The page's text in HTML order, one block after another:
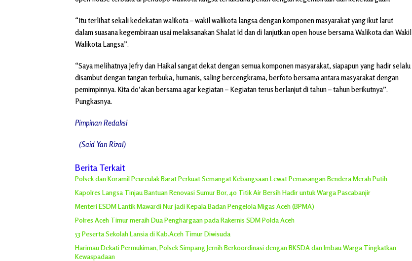
“Itu terlihat sekali kedekatan walikota – wakil walikota langsa dengan komponen masyarakat yang ikut larut
dalam suasana kegembiraan usai melaksanakan Shalat Id dan di lanjutkan open house bersama Walikota dan Wakil
Walikota Langsa”.
“Saya melihatnya Jefry dan Haikal sangat dekat dengan semua komponen masyarakat, siapapun yang hadir selalu
disambut dengan tangan terbuka, humanis, saling bercengkrama, berfoto bersama antara masyarakat dengan
pemimpinnya. Kita do’akan bersama agar kegiatan – Kegiatan terus berlanjut di tahun – tahun berikutnya”.
Pungkasnya.
Pimpinan Redaksi
(Said Yan Rizal)
Berita Terkait
Polsek dan Koramil Peureulak Barat Perkuat Semangat Kebangsaan Lewat Pemasangan Bendera Merah Putih
Kapolres Langsa Tinjau Bantuan Renovasi Sumur Bor, 40 Titik Air Bersih Hadir untuk Warga Pascabanjir
Menteri ESDM Lantik Mawardi Nur jadi Kepala Badan Pengelola Migas Aceh (BPMA)
Polres Aceh Timur meraih Dua Penghargaan pada Rakernis SDM Polda Aceh
53 Peserta Sekolah Lansia di Kab.Aceh Timur Diwisuda
Harimau Dekati Permukiman, Polsek Simpang Jernih Berkoordinasi dengan BKSDA dan Imbau Warga Tingkatkan
Kewaspadaan